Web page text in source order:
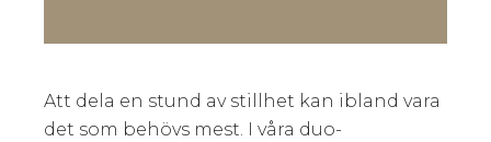
Att dela en stund av stillhet kan ibland vara
det som behövs mest. I våra duo-